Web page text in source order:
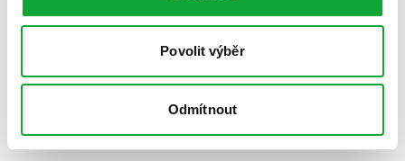
Povolit výběr
Odmítnout